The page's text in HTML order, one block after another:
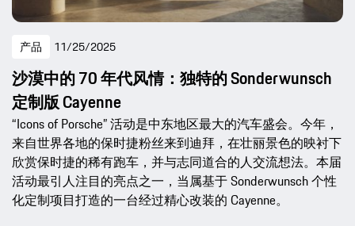
产品 11/25/2025
沙漠中的 70 年代风情：独特的 Sonderwunsch
定制版 Cayenne
“Icons of Porsche” 活动是中东地区最大的汽车盛会。今年，
来自世界各地的保时捷粉丝来到迪拜，在壮丽景色的映衬下
欣赏保时捷的稀有跑车，并与志同道合的人交流想法。本届
活动最引人注目的亮点之一，当属基于 Sonderwunsch 个性
化定制项目打造的一台经过精心改装的 Cayenne。